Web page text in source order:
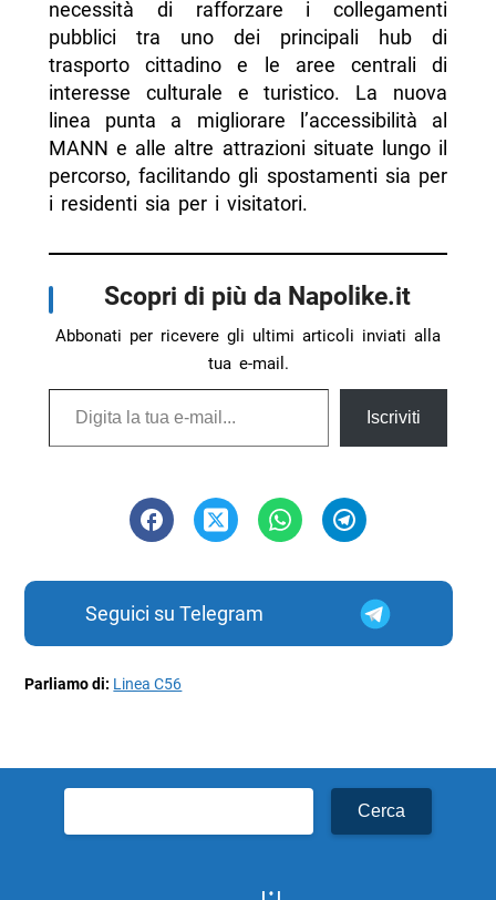
necessità di rafforzare i collegamenti
pubblici tra uno dei principali hub di
trasporto cittadino e le aree centrali di
interesse culturale e turistico. La nuova
linea punta a migliorare l’accessibilità al
MANN e alle altre attrazioni situate lungo il
percorso, facilitando gli spostamenti sia per
i residenti sia per i visitatori.
Scopri di più da Napolike.it
Abbonati per ricevere gli ultimi articoli inviati alla
tua e-mail.
Digita la tua e-mail...
Iscriviti
Seguici su Telegram
Parliamo di: Linea C56
per: